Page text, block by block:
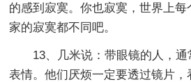
的感到寂寞。你也寂寞，世界上
家的寂寞都不同吧。
13、几米说：带眼镜的人，通
表情。他们厌烦一定要透过镜片，